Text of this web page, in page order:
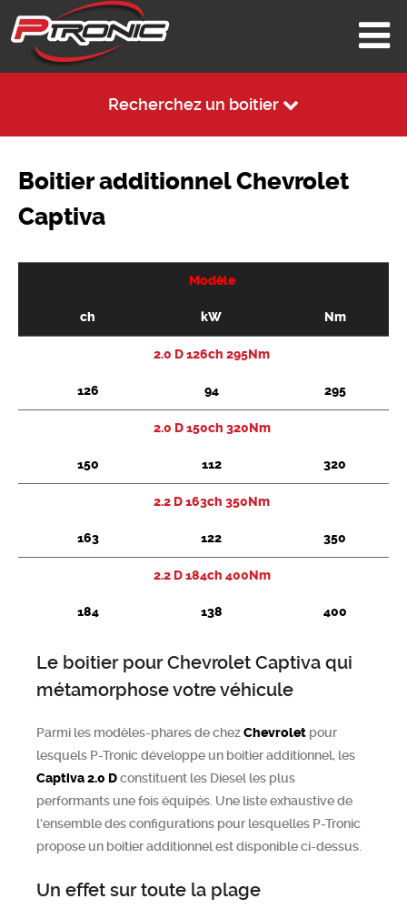
Recherchez un boitier
Chercher
Boitier additionnel Chevrolet
Captiva
Modèle
ch kW Nm
2.0 D 126ch 295Nm
126 94 295
2.0 D 150ch 320Nm
150 112 320
2.2 D 163ch 350Nm
163 122 350
2.2 D 184ch 400Nm
184 138 400
Le boitier pour Chevrolet Captiva qui
métamorphose votre véhicule
Parmi les modèles-phares de chezChevrolet pour
lesquels P-Tronic développe un boitier additionnel, les
Captiva2.0 Dconstituent les Diesel les plus
performants une fois équipés. Une liste exhaustive de
l'ensemble des configurations pour lesquelles P-Tronic
propose un boitier additionnel est disponible ci-dessus.
Un effet sur toute la plage